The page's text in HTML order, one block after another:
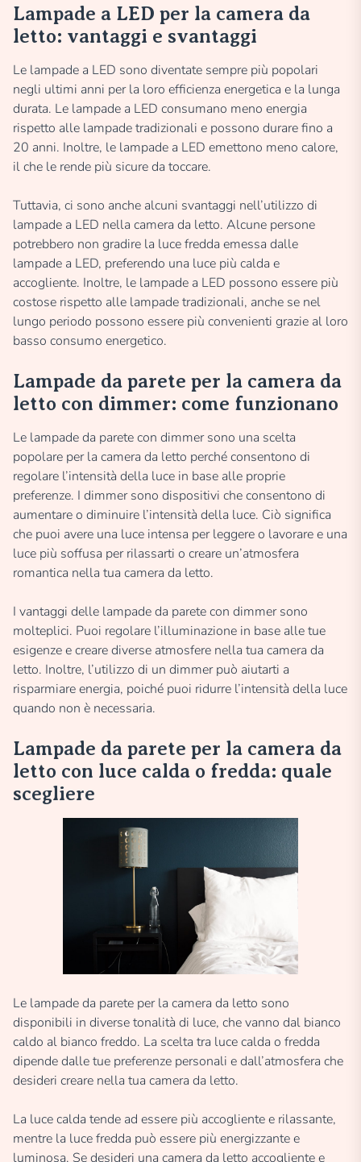
Lampade a LED per la camera da
letto: vantaggi e svantaggi
Le lampade a LED sono diventate sempre più popolari
negli ultimi anni per la loro efficienza energetica e la lunga
durata. Le lampade a LED consumano meno energia
rispetto alle lampade tradizionali e possono durare fino a
20 anni. Inoltre, le lampade a LED emettono meno calore,
il che le rende più sicure da toccare.
Tuttavia, ci sono anche alcuni svantaggi nell’utilizzo di
lampade a LED nella camera da letto. Alcune persone
potrebbero non gradire la luce fredda emessa dalle
lampade a LED, preferendo una luce più calda e
accogliente. Inoltre, le lampade a LED possono essere più
costose rispetto alle lampade tradizionali, anche se nel
lungo periodo possono essere più convenienti grazie al loro
basso consumo energetico.
Lampade da parete per la camera da
letto con dimmer: come funzionano
Le lampade da parete con dimmer sono una scelta
popolare per la camera da letto perché consentono di
regolare l’intensità della luce in base alle proprie
preferenze. I dimmer sono dispositivi che consentono di
aumentare o diminuire l’intensità della luce. Ciò significa
che puoi avere una luce intensa per leggere o lavorare e una
luce più soffusa per rilassarti o creare un’atmosfera
romantica nella tua camera da letto.
I vantaggi delle lampade da parete con dimmer sono
molteplici. Puoi regolare l’illuminazione in base alle tue
esigenze e creare diverse atmosfere nella tua camera da
letto. Inoltre, l’utilizzo di un dimmer può aiutarti a
risparmiare energia, poiché puoi ridurre l’intensità della luce
quando non è necessaria.
Lampade da parete per la camera da
letto con luce calda o fredda: quale
scegliere
Le lampade da parete per la camera da letto sono
disponibili in diverse tonalità di luce, che vanno dal bianco
caldo al bianco freddo. La scelta tra luce calda o fredda
dipende dalle tue preferenze personali e dall’atmosfera che
desideri creare nella tua camera da letto.
La luce calda tende ad essere più accogliente e rilassante,
mentre la luce fredda può essere più energizzante e
luminosa. Se desideri una camera da letto accogliente e